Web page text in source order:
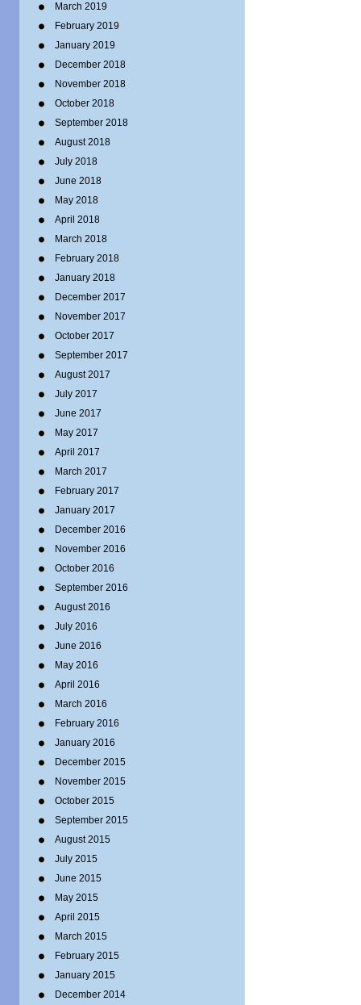
March 2019
February 2019
January 2019
December 2018
November 2018
October 2018
September 2018
August 2018
July 2018
June 2018
May 2018
April 2018
March 2018
February 2018
January 2018
December 2017
November 2017
October 2017
September 2017
August 2017
July 2017
June 2017
May 2017
April 2017
March 2017
February 2017
January 2017
December 2016
November 2016
October 2016
September 2016
August 2016
July 2016
June 2016
May 2016
April 2016
March 2016
February 2016
January 2016
December 2015
November 2015
October 2015
September 2015
August 2015
July 2015
June 2015
May 2015
April 2015
March 2015
February 2015
January 2015
December 2014